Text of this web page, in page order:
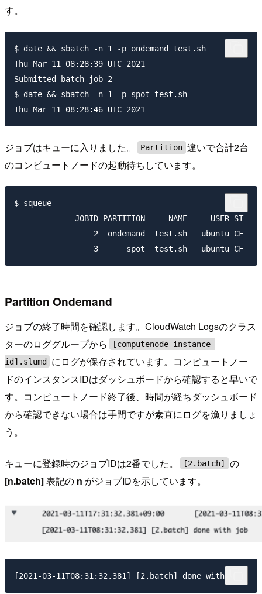
す。
$ date && sbatch -n 1 -p ondemand test.sh
Thu Mar 11 08:28:39 UTC 2021
Submitted batch job 2
$ date && sbatch -n 1 -p spot test.sh
ジョブはキューに入りました。 Partition 違いで合計2台
のコンピュートノードの起動待ちしています。
$ squeue
JOBID PARTITION     NAME     USER ST
2  ondemand  test.sh   ubuntu CF
Partition Ondemand
ジョブの終了時間を確認します。CloudWatch Logsのクラス
ターのロググループから
[computenode-instance-
id].slumd にログが保存されています。コンピュートノー
ドのインスタンスIDはダッシュボードから確認すると早いで
す。コンピュートノード終了後、時間が経ちダッシュボード
から確認できない場合は手間ですが素直にログを漁りましょ
う。
キューに登録時のジョブIDは2番でした。 [2.batch]
の
[n.batch]表記の n がジョブIDを示しています。